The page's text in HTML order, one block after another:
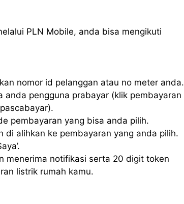
PLN Mobile, anda bisa mengikuti
nomor id pelanggan atau no meter anda.
pengguna prabayar (klik pembayaran
pembayaran yang bisa anda pilih.
di alihkan ke pembayaran yang anda pilih.
menerima notifikasi serta 20 digit token
listrik rumah kamu.